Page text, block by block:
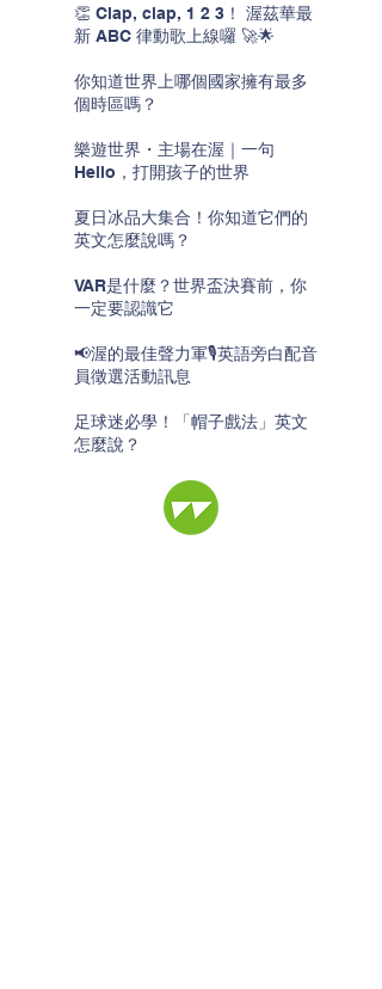
👏 Clap, clap, 1 2 3！ 渥茲華最
新 ABC 律動歌上線囉 🚀🌟
你知道世界上哪個國家擁有最多
個時區嗎？
樂遊世界・主場在渥｜一句
Hello，打開孩子的世界
夏日冰品大集合！你知道它們的
英文怎麼說嗎？
VAR是什麼？世界盃決賽前，你
一定要認識它
📢渥的最佳聲力軍🎙️英語旁白配音
員徵選活動訊息
足球迷必學！「帽子戲法」英文
怎麼說？